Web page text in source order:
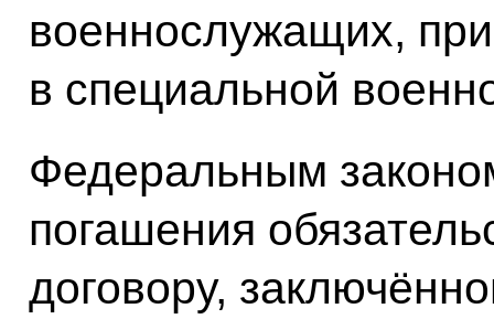
военнослужащих,
в специальной
Федеральным
погашения
договору,